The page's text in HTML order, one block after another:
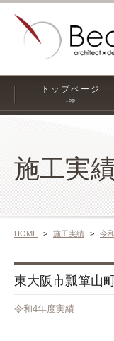
トップページ
Top
施工実
HOME 施工実績 令
東大阪市瓢箪山
令和4年度実績